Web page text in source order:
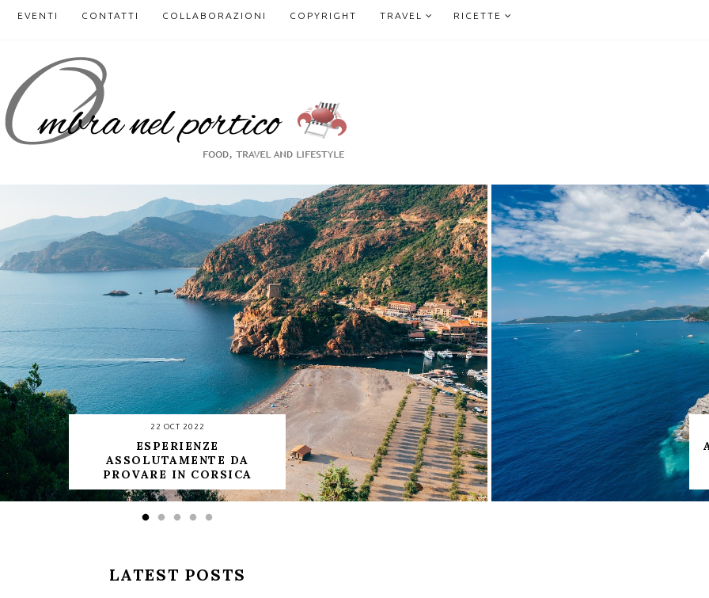
EVENTI CONTATTI COLLABORAZIONI COPYRIGHT TRAVEL RICETTE
22 OCT 2022
ESPERIENZE
ASSOLUTAMENTE DA
PROVARE IN CORSICA
LATEST POSTS